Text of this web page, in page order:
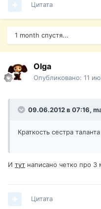
Цитата
1 month спустя...
Olga
Опубликовано: 11
09.06.2012 в 07:16,
Краткость сестра таланта
И тут написано четко про 3
Цитата